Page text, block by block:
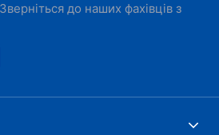
до наших фахівців з